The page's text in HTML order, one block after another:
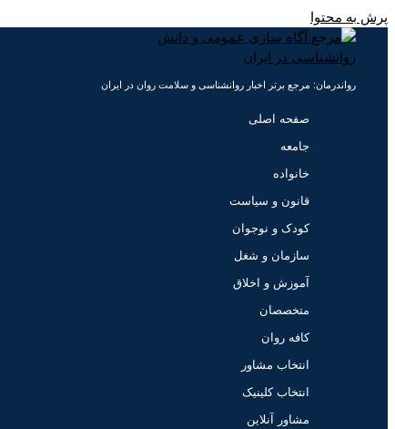
پرش به محتوا
رواندرمان: مرجع برتر اخبار روانشناسی و سلامت روان در ایران
صفحه اصلی
جامعه
خانواده
قانون و سیاست
کودک و نوجوان
سازمان و شغل
آموزش و اخلاق
متخصصان
کافه روان
انتخاب مشاور
انتخاب کلینیک
مشاور آنلاین